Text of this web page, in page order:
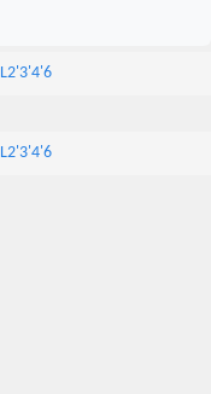
L2'3'4'6
L2'3'4'6